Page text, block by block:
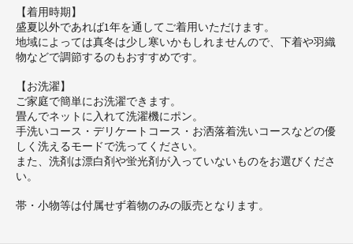
【着用時期】
盛夏以外であれば1年を通してご着用いただけます。
地域によっては真冬は少し寒いかもしれませんので、下着や羽織
物などで調節するのもおすすめです。
【お洗濯】
ご家庭で簡単にお洗濯できます。
畳んでネットに入れて洗濯機にポン。
手洗いコース・デリケートコース・お洒落着洗いコースなどの優
しく洗えるモードで洗ってください。
また、洗剤は漂白剤や蛍光剤が入っていないものをお選びくださ
い。
帯・小物等は付属せず着物のみの販売となります。